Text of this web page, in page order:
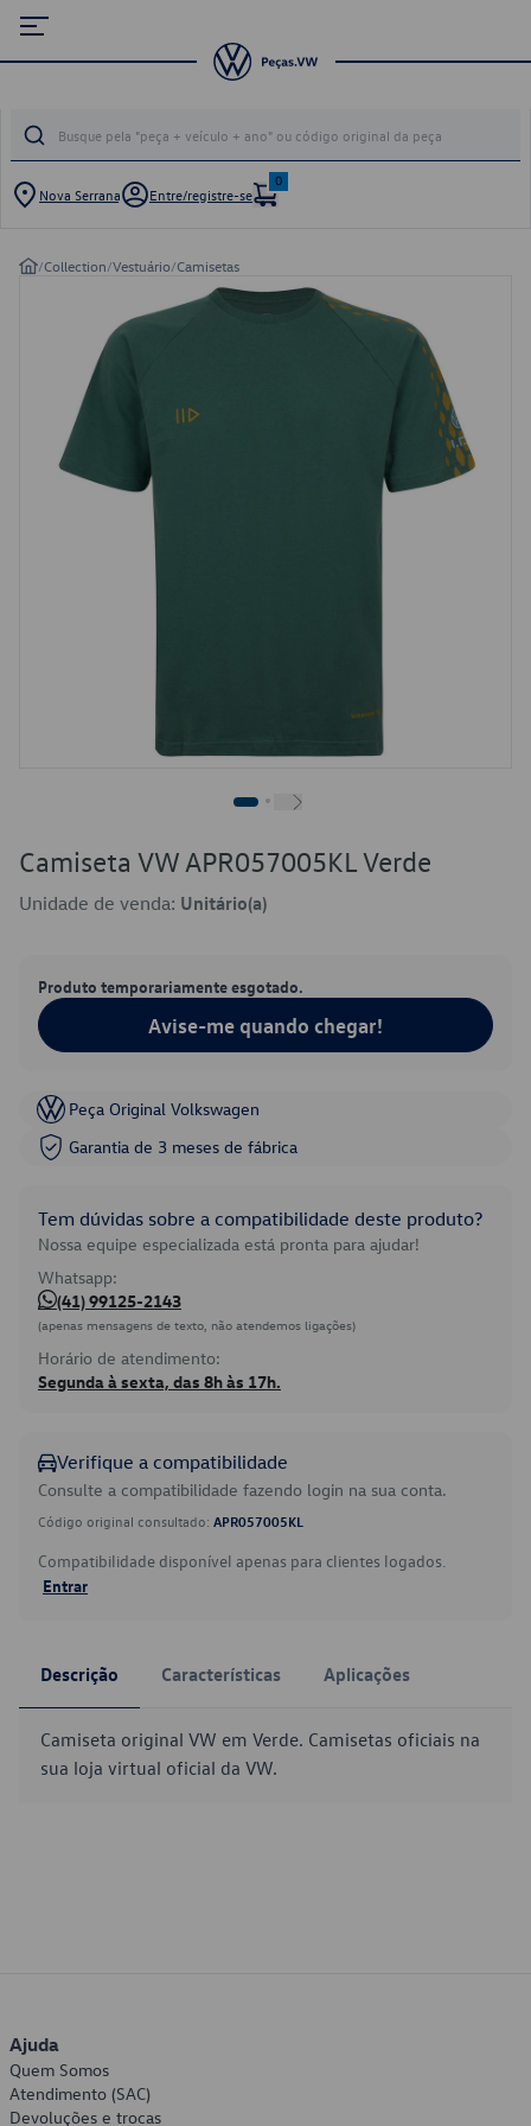
Nova Serrana Entre/registre-se
0
/Collection/Vestuário/Camisetas
Camiseta VW APR057005KL Verde
Unidade de venda: Unitário(a)
Produto temporariamente esgotado.
Avise-me quando chegar!
Peça Original Volkswagen
Garantia de 3 meses de fábrica
Tem dúvidas sobre a compatibilidade deste produto?
Nossa equipe especializada está pronta para ajudar!
Whatsapp:
(41) 99125-2143
(apenas mensagens de texto, não atendemos ligações)
Horário de atendimento:
Segunda à sexta, das 8h às 17h.
Verifique a compatibilidade
Consulte a compatibilidade fazendo login na sua conta.
Código original consultado: APR057005KL
Compatibilidade disponível apenas para clientes logados.
Entrar
Descrição Características Aplicações
Camiseta original VW em Verde. Camisetas oficiais na
sua loja virtual oficial da VW.
Ajuda
Quem Somos
Atendimento (SAC)
Devoluções e trocas